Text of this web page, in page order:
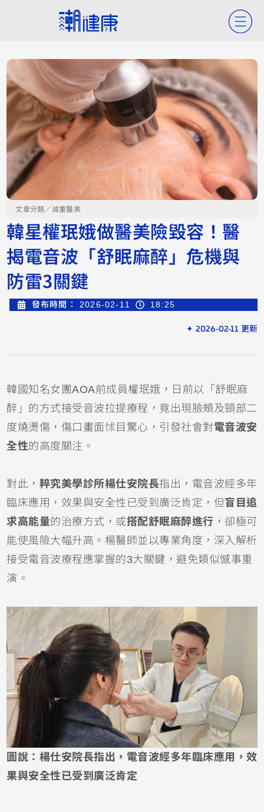
文章分類／減重醫美
韓星權珉娥做醫美險毀容！醫
揭電音波「舒眠麻醉」危機與
防雷3關鍵
發布時間： 2026-02-11 18:25
✦ 2026-02-11 更新
韓國知名女團AOA前成員權珉娥，日前以「舒眠麻
醉」的方式接受音波拉提療程，竟出現臉頰及頸部二
度燒燙傷，傷口畫面怵目驚心，引發社會對電音波安
全性的高度關注。
對此， 粹究美學診所楊仕安院長指出，電音波經多年
臨床應用，效果與安全性已受到廣泛肯定，但盲目追
求高能量的治療方式，或搭配舒眠麻醉進行 ，卻極可
能使風險大幅升高。楊醫師並以專業角度，深入解析
接受電音波療程應掌握的3大關鍵，避免類似憾事重
演。
圖說：楊仕安院長指出，電音波經多年臨床應用，效
果與安全性已受到廣泛肯定